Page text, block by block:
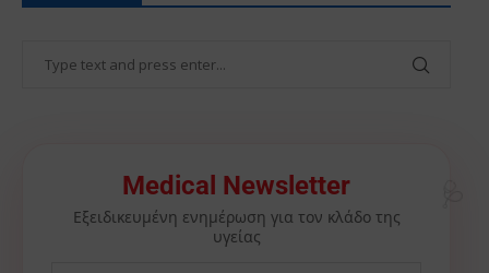
Medical Newsletter
Εξειδικευμένη ενημέρωση για τον κλάδο της
υγείας